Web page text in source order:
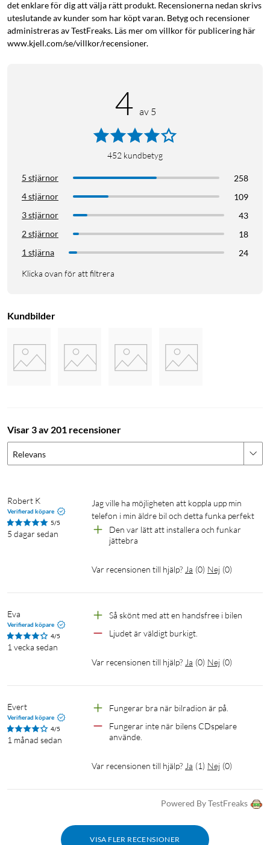
det enklare för dig att välja rätt produkt. Recensionerna nedan skrivs
uteslutande av kunder som har köpt varan. Betyg och recensioner
administreras av TestFreaks. Läs mer om villkor för publicering här
www.kjell.com/se/villkor/recensioner.
4 av 5
452 kundbetyg
5 stjärnor
258
4 stjärnor
109
3 stjärnor
43
2 stjärnor
18
1 stjärna
24
Klicka ovan för att filtrera
Kundbilder
Visar 3 av 201 recensioner
Relevans
Robert K
Verifierad köpare
5/5
5 dagar sedan
Jag ville ha möjligheten att koppla upp min
telefon i min äldre bil och detta funka perfekt
Den var lätt att installera och funkar
jättebra
Var recensionen till hjälp? Ja (0) Nej (0)
Eva
Verifierad köpare
4/5
1 vecka sedan
Så skönt med att en handsfree i bilen
Ljudet är väldigt burkigt.
Var recensionen till hjälp? Ja (0) Nej (0)
Evert
Verifierad köpare
4/5
1 månad sedan
Fungerar bra när bilradion är på.
Fungerar inte när bilens CDspelare
använde.
Var recensionen till hjälp? Ja (1) Nej (0)
Powered By TestFreaks
VISA FLER RECENSIONER